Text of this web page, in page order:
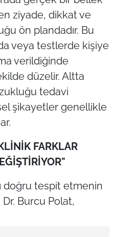
ziyade, dikkat ve
ön plandadır. Bu
veya testlerde kişiye
verildiğinde
düzelir. Altta
tedavi
şikayetler genellikle
FARKLAR
doğru tespit etmenin
Burcu Polat,